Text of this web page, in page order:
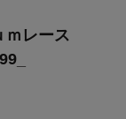
ｍレース